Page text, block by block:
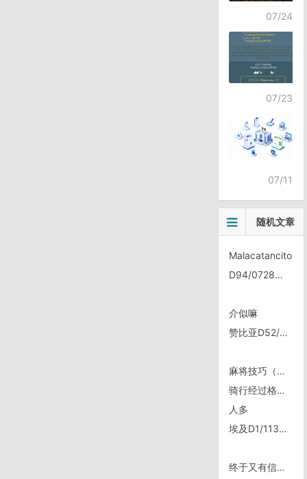
07/24
07/23
07/11
随机文章
Malacatancito
D94/0728，避雨
介似嘛
赞比亚D52/1213
麻将技巧（转）
骑行经过格鲁吉亚西格纳吉
人多
埃及D1/1130，Nuweba~Dahab
终于又有信号啦～